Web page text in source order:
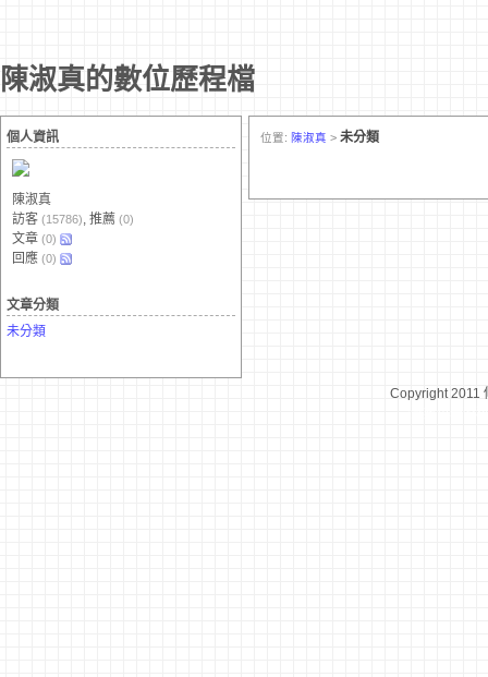
陳淑真的數位歷程檔
個人資訊
陳淑真
訪客 (15786), 推薦 (0)
文章 (0)
回應 (0)
文章分類
未分類
位置: 陳淑真 > 未分類
Copyright 2011